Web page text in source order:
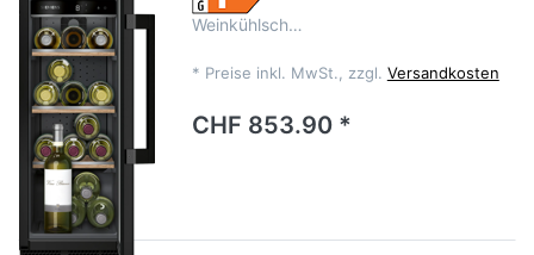
Weinkühlsch…
* Preise inkl. MwSt., zzgl. Versandkosten
CHF 853.90 *